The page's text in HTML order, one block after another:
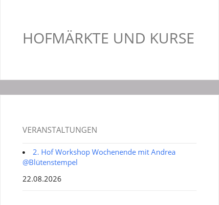
HOFMÄRKTE UND KURSE
VERANSTALTUNGEN
2. Hof Workshop Wochenende mit Andrea
@Blütenstempel
22.08.2026